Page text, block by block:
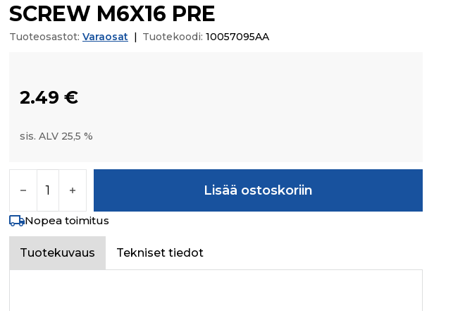
SCREW M6X16 PRE
Tuoteosastot: Varaosat | Tuotekoodi: 10057095AA
2.49 €
sis. ALV 25,5 %
Lisää ostoskoriin
Nopea toimitus
Tuotekuvaus Tekniset tiedot